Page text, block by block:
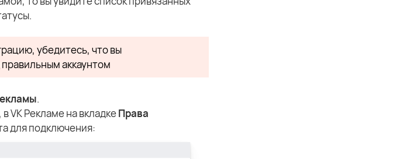
убедитесь, что вы
аккаунтом
.
VK Рекламе на вкладкеПрава
для подключения: